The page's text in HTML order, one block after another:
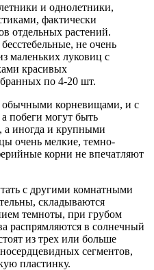
и однолетники,
фактически
отдельных растений.
не очень
маленьких луковиц с
красивых
по 4-20 шт.
обычными корневищами, и с
побеги могут быть
иногда и крупными
очень мелкие, темно-
корни не впечатляют
с другими комнатными
складываются
темноты, при грубом
распрямляются в солнечный
из трех или больше
сегментов,
пластинку.